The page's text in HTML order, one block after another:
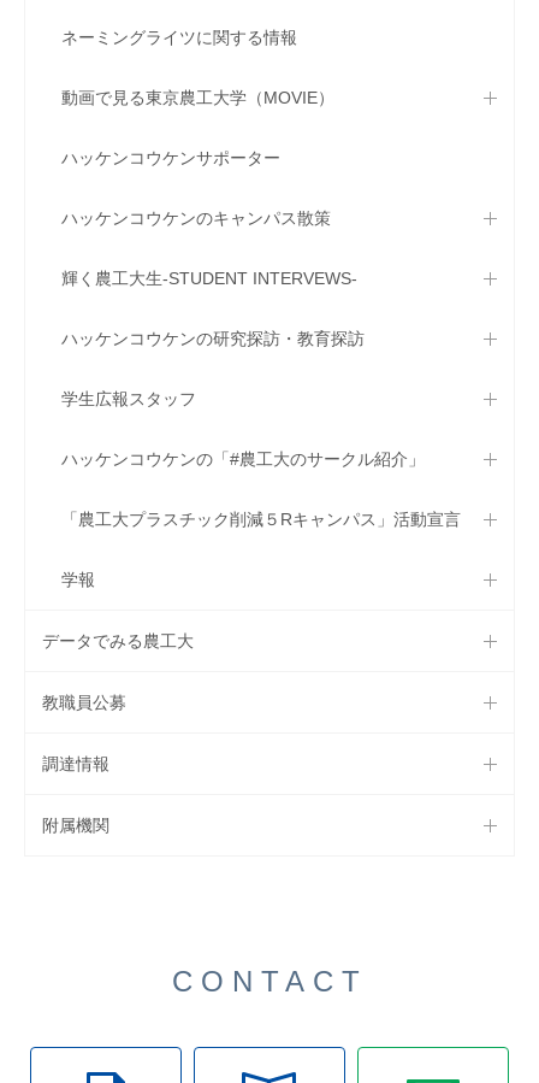
ネーミングライツに関する情報
動画で見る東京農工大学（MOVIE）
ハッケンコウケンサポーター
ハッケンコウケンのキャンパス散策
輝く農工大生-STUDENT INTERVEWS-
ハッケンコウケンの研究探訪・教育探訪
学生広報スタッフ
ハッケンコウケンの「#農工大のサークル紹介」
「農工大プラスチック削減５Rキャンパス」活動宣言
学報
データでみる農工大
教職員公募
調達情報
附属機関
CONTACT